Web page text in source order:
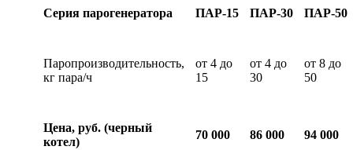
Серия парогенератора ПАР-15 ПАР-30 ПАР-50
Паропроизводительность,
кг пара/ч
от 4 до
15
от 4 до
30
от 8 до
50
Цена, руб. (черный
котел)
70 000 86 000 94 000